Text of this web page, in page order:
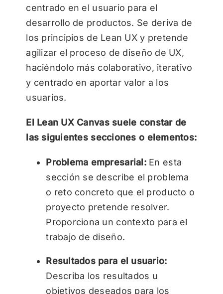
centrado en el usuario para el
desarrollo de productos. Se deriva de
los principios de Lean UX y pretende
agilizar el proceso de diseño de UX,
haciéndolo más colaborativo, iterativo
y centrado en aportar valor a los
usuarios.
El Lean UX Canvas suele constar de
las siguientes secciones o elementos:
Problema empresarial: En esta
sección se describe el problema
o reto concreto que el producto o
proyecto pretende resolver.
Proporciona un contexto para el
trabajo de diseño.
Resultados para el usuario:
Describa los resultados u
objetivos deseados para los